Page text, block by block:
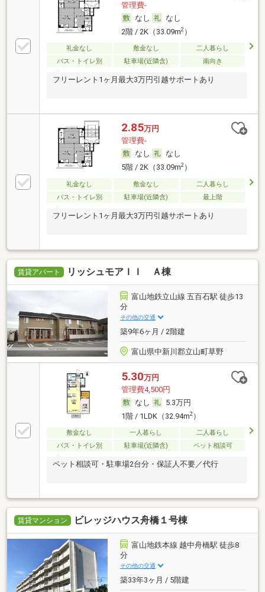
管理費-
なし
なし
2階 / 2K（33.09m2）
礼金なし 敷金なし
二人暮らし
バス・トイレ別
駐車場(近隣含) 南向き
フリーレント1ヶ月最大3万円引越サポートあり
2.85万円
管理費-
なし
なし
5階 / 2K（33.09m2）
礼金なし 敷金なし
二人暮らし
バス・トイレ別
駐車場(近隣含) 最上階
フリーレント1ヶ月最大3万円引越サポートあり
賃貸アパート リッシュモアＩＩ Ａ棟
富山地鉄立山線 五百石駅 徒歩13
分
その他の交通
築9年6ヶ月 / 2階建
富山県中新川郡立山町草野
5.30万円
管理費4,500円
なし
5.3万円
1階 / 1LDK（32.94m2）
敷金なし 一人暮らし
二人暮らし
バス・トイレ別
駐車場(近隣含) ペット相談可
ペット相談可・駐車場2台分・保証人不要／代行
賃貸マンション ビレッジハウス舟橋１号棟
富山地鉄本線 越中舟橋駅 徒歩8
分
その他の交通
築33年3ヶ月 / 5階建